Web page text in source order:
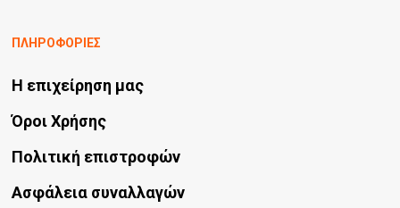
ΠΛΗΡΟΦΟΡΙΕΣ
Η επιχείρηση μας
Όροι Χρήσης
Πολιτική επιστροφών
Ασφάλεια συναλλαγών